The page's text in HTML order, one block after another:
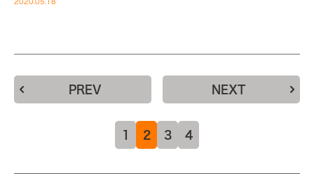
PREV
1 2 3 4
NEXT